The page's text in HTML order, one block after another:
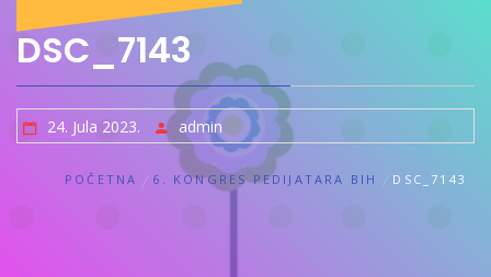
DSC_7143
24. Jula 2023. admin
POČETNA 6. KONGRES PEDIJATARA BIH DSC_7143